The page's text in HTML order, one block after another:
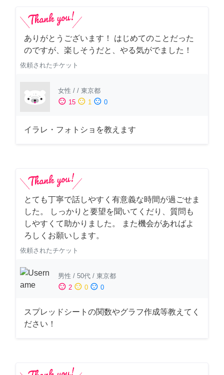
ありがとうございます！ はじめてのことだった
のですが、楽しそうだと、やる気がでました！
依頼されたチケット
女性 / / 東京都
sentiment_satisfied 15 sentiment_neutral 1 sentiment_dissatisfied 0
イラレ・フォトショを教えます
とても丁寧で話しやすく有意義な時間が過ごせま
した。 しっかりと要望を聞いてくだり、質問も
しやすくて助かりました。 また機会があればよ
ろしくお願いします。
依頼されたチケット
男性 / 50代 / 東京都
sentiment_satisfied 2 sentiment_neutral 0 sentiment_dissatisfied 0
スプレッドシートの関数やグラフ作成等教えてく
ださい！